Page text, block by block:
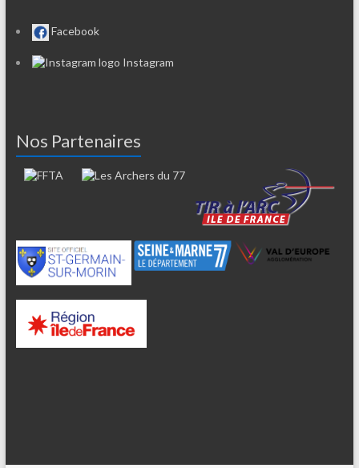
Facebook
Instagram
Nos Partenaires